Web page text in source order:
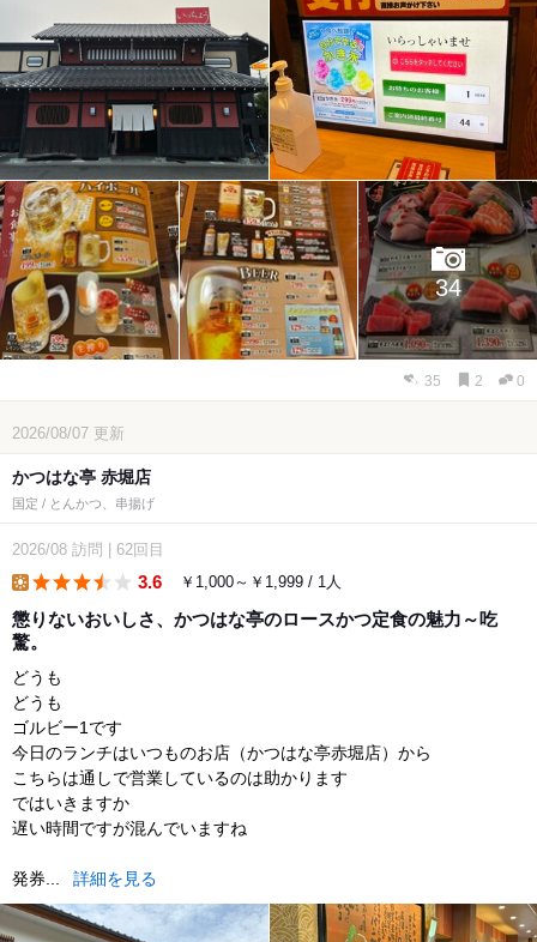
34
35 2 0
2026/08/07 更新
かつはな亭 赤堀店
国定 / とんかつ、串揚げ
2026/08 訪問 62回目
3.6 ￥1,000～￥1,999 / 1人
懲りないおいしさ、かつはな亭のロースかつ定食の魅力～吃
驚。
どうも
どうも
ゴルビー1です
今日のランチはいつものお店（かつはな亭赤堀店）から
こちらは通しで営業しているのは助かります
ではいきますか
遅い時間ですが混んでいますね
発券... 詳細を見る